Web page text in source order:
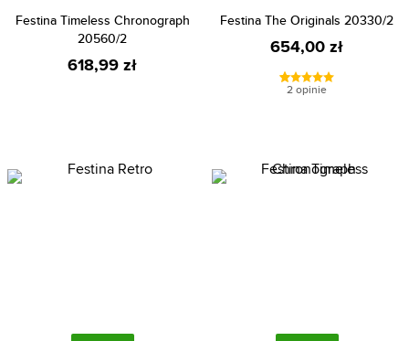
Festina Timeless Chronograph
20560/2
618,99 zł
Festina The Originals 20330/2
654,00 zł
2 opinie